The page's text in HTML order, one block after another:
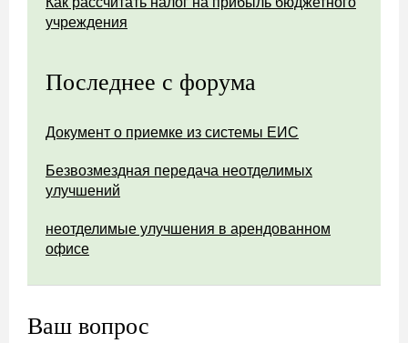
учреждения
Последнее с форума
Документ о приемке из системы ЕИС
Безвозмездная передача неотделимых
улучшений
неотделимые улучшения в арендованном
офисе
Ваш вопрос